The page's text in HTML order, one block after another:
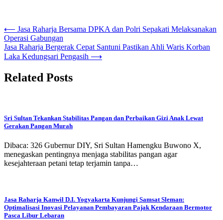
Navigasi
pos
⟵ Jasa Raharja Bersama DPKA dan Polri Sepakati Melaksanakan
Operasi Gabungan
Jasa Raharja Bergerak Cepat Santuni Pastikan Ahli Waris Korban
Laka Kedungsari Pengasih ⟶
Related Posts
Sri Sultan Tekankan Stabilitas Pangan dan Perbaikan Gizi Anak Lewat
Gerakan Pangan Murah
Dibaca: 326 Gubernur DIY, Sri Sultan Hamengku Buwono X,
menegaskan pentingnya menjaga stabilitas pangan agar
kesejahteraan petani tetap terjamin tanpa…
Jasa Raharja Kanwil D.I. Yogyakarta Kunjungi Samsat Sleman:
Optimalisasi Inovasi Pelayanan Pembayaran Pajak Kendaraan Bermotor
Pasca Libur Lebaran